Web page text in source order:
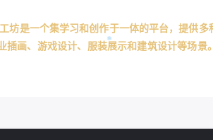
坊是一个集学习和创作于一体的平台，提供
插画、游戏设计、服装展示和建筑设计等场